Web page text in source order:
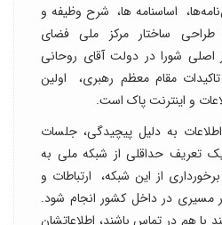
اساسنامه ها، شرح وظیفه و
طراحی ساختار مرکز ملی فضای
شورا در دولت آقای روحانی
مقام معظم رهبری، اولین
و اینترنت پاک است.
به دلیل پیچیدگی، جلسات
تعریف حداقلی از شبکه ملی به
از این شبکه، ارتباطات و
در مسیری در داخل کشور انجام شود.
با هم در تماس باشند، اطلاعاتشان